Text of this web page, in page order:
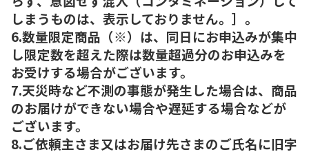
しまうものは、表示しておりません。］。
6.数量限定商品（※）は、同日にお申込みが集中
し限定数を超えた際は数量超過分のお申込みを
お受けする場合がございます。
7.天災時など不測の事態が発生した場合は、商品
のお届けができない場合や遅延する場合などが
ございます。
8.ご依頼主さま又はお届け先さまのご氏名に旧字